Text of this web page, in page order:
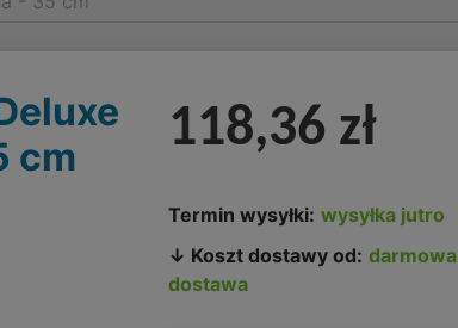
cm
118,36 zł
Termin wysyłki: wysyłka jutro
↓ Koszt dostawy od: darmowa
dostawa